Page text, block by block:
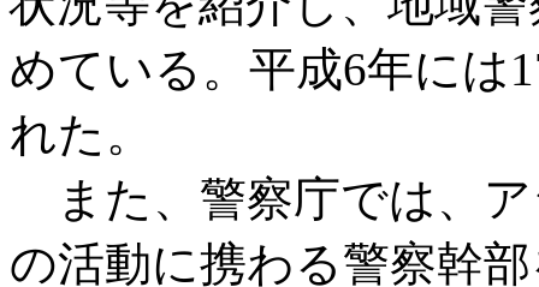
めている。平成6年には
れた。
また、警察庁では、
の活動に携わる警察幹